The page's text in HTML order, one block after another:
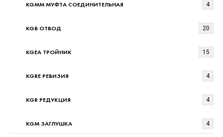
KGMM МУФТА СОЕДИНИТЕЛЬНАЯ 4
KGB ОТВОД 20
KGEA ТРОЙНИК 15
KGRE РЕВИЗИЯ 4
KGR РЕДУКЦИЯ 4
KGM ЗАГЛУШКА 4